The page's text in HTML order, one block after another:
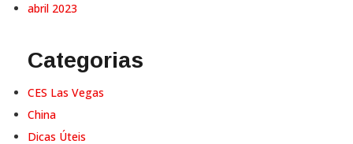
abril 2023
Categorias
CES Las Vegas
China
Dicas Úteis